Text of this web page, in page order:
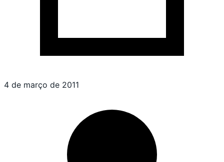
4 de março de 2011